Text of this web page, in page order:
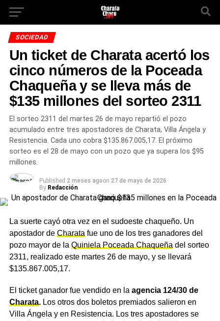
SOCIEDAD
Un ticket de Charata acertó los
cinco números de la Poceada
Chaqueña y se lleva más de
$135 millones del sorteo 2311
El sorteo 2311 del martes 26 de mayo repartió el pozo
acumulado entre tres apostadores de Charata, Villa Ángela y
Resistencia. Cada uno cobra $135.867.005,17. El próximo
sorteo es el 28 de mayo con un pozo que ya supera los $95
millones.
Published 2 meses agoon 27 de mayo de 2026
By Redacción
La suerte cayó otra vez en el sudoeste chaqueño. Un
apostador de Charata fue uno de los tres ganadores del
pozo mayor de la Quiniela Poceada Chaqueña del sorteo
2311, realizado este martes 26 de mayo, y se llevará
$135.867.005,17.
El ticket ganador fue vendido en la agencia 124/30 de
Charata.Los otros dos boletos premiados salieron en
Villa Ángela y en Resistencia. Los tres apostadores se